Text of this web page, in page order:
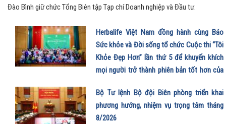
Đào Bình giữ chức Tổng Biên tập Tạp chí Doanh nghiệp và Đầu tư.
Herbalife Việt Nam đồng hành cùng Báo
Sức khỏe và Đời sống tổ chức Cuộc thi “Tôi
Khỏe Đẹp Hơn” lần thứ 5 để khuyến khích
mọi người trở thành phiên bản tốt hơn của
01/08/2026
Bộ Tư lệnh Bộ đội Biên phòng triển khai
phương hướng, nhiệm vụ trọng tâm tháng
8/2026